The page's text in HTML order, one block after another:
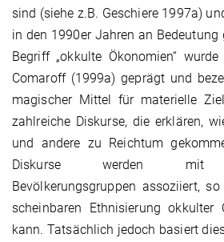
sind (siehe z.B. Geschiere 1997a)
in den 1990er Jahren an Bedeutung
Begriff „okkulte Ökonomien“
Comaroff (1999a) geprägt und
magischer Mittel für materielle
zahlreiche Diskurse, die erklären,
und andere zu Reichtum
Diskurse werden mit
Bevölkerungsgruppen assoziiert,
scheinbaren Ethnisierung okkulter
kann. Tatsächlich jedoch basiert